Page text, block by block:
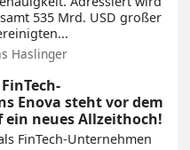
535 Mrd. USD großer
Haslinger
Enova steht vor dem
ein neues Allzeithoch!
FinTech-Unternehmen